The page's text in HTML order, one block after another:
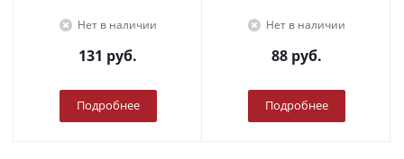
Нет в наличии
131 руб.
Подробнее
Нет в наличии
88руб.
Подробнее